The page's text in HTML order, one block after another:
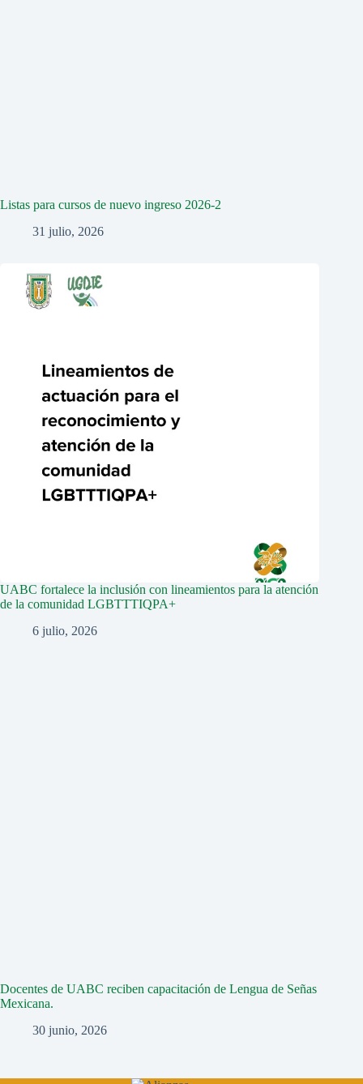
Listas para cursos de nuevo ingreso 2026-2
31 julio, 2026
UABC fortalece la inclusión con lineamientos para la atención
de la comunidad LGBTTTIQPA+
6 julio, 2026
Docentes de UABC reciben capacitación de Lengua de Señas
Mexicana.
30 junio, 2026